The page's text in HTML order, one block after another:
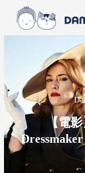
Skip to main content
【電